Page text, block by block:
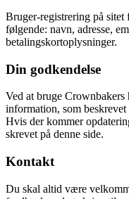
Bruger-registrering på sitet
følgende: navn, adresse,
betalingskortoplysninger.
Din godkendelse
Ved at bruge Crownbakers
information, som
Hvis der kommer
skrevet på denne side.
Kontakt
Du skal altid være